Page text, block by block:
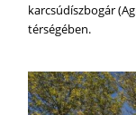
karcsúdíszbogár
térségében.